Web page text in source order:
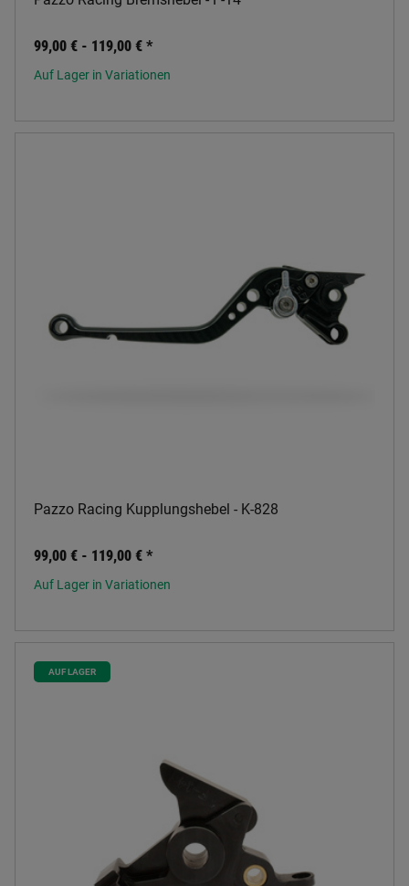
99,00 € - 119,00 € *
Auf Lager in Variationen
Pazzo Racing Kupplungshebel - K-828
99,00 € - 119,00 € *
Auf Lager in Variationen
AUF LAGER